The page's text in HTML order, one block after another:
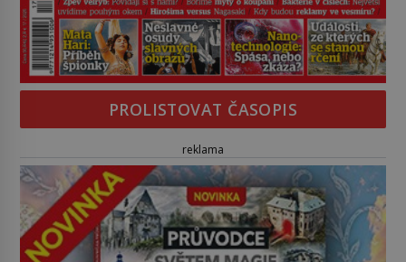
PROLISTOVAT ČASOPIS
reklama